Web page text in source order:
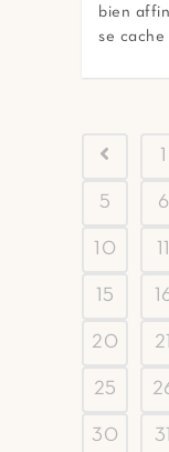
bien
se cache
5 6
10
15
20 21
25
30 31